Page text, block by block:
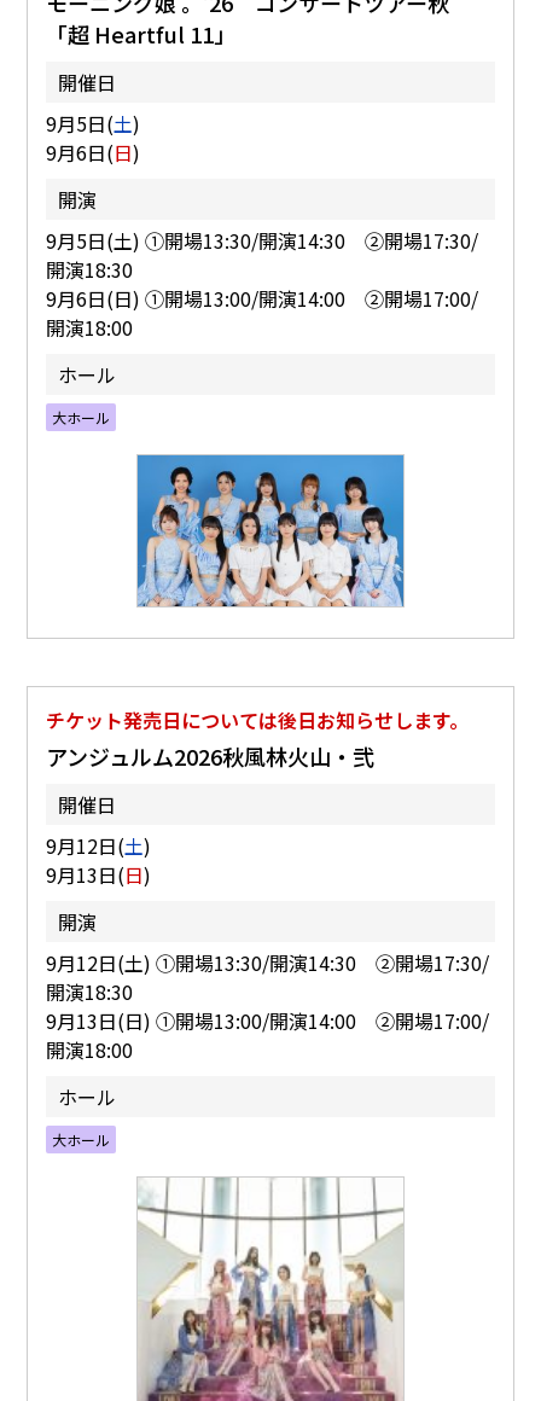
「超 Heartful 11」
開催日
9月5日(土)
9月6日(日)
開演
9月5日(土) ①開場13:30/開演14:30 ②開場17:30/
開演18:30
9月6日(日) ①開場13:00/開演14:00 ②開場17:00/
開演18:00
ホール
大ホール
チケット発売日については後日お知らせします。
アンジュルム2026秋風林火山・弐
開催日
9月12日(土)
9月13日(日)
開演
9月12日(土) ①開場13:30/開演14:30 ②開場17:30/
開演18:30
9月13日(日) ①開場13:00/開演14:00 ②開場17:00/
開演18:00
ホール
大ホール